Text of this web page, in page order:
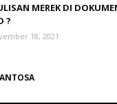
MEREK DI
?
18, 2021